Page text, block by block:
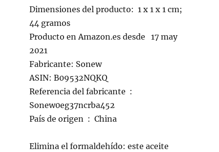
Dimensiones del producto: ‎ 1 x 1 x 1 cm;
44 gramos
Producto en Amazon.es desde ‏ ‎ 17 may
2021
Fabricante: Sonew
ASIN: B09532NQKQ
Referencia del fabricante ‏ : ‎
Sonew0eg37ncrba452
País de origen ‏ : ‎ China
Elimina el formaldehído: este aceite